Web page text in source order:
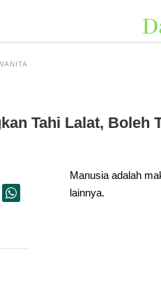
Tahi Lalat, Boleh
Manusia adalah
lainnya.